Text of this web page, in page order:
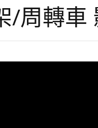
/周轉車